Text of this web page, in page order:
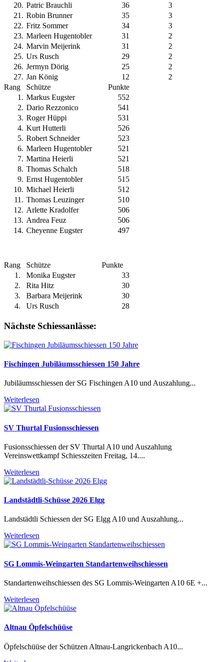
20. Patric Brauchli 36
3
21. Robin Brunner 35
3
22. Fritz Sommer 34
3
23. Marleen Hugentobler 31
2
24. Marvin Meijerink 31
2
25. Urs Rusch 29
2
26. Jermyn Dörig 25
2
27. Jan König 12
2
Rang
Schütze
Punkte
1. Markus Eugster
552
2. Dario Rezzonico
541
3. Roger Hüppi
531
4. Kurt Hutterli
526
5. Robert Schneider
523
6. Marleen Hugentobler
521
7. Martina Heierli
521
8. Thomas Schalch
518
9. Ernst Hugentobler
515
10. Michael Heierli
512
11. Thomas Leuzinger
510
12. Arlette Kradolfer
506
13. Andrea Feuz
506
14. Cheyenne Eugster 497
Rang Schütze
Punkte
1. Monika Eugster
33
2. Rita Hitz
30
3. Barbara Meijerink
30
4. Urs Rusch 28
Nächste Schiessanlässe:
Fischingen Jubiläumsschiessen 150 Jahre
Jubiläumsschiessen der SG Fischingen A10 und Auszahlung...
Weiterlesen
SV Thurtal Fusionsschiessen
Fusionsschiessen der SV Thurtal A10 und Auszahlung
Vereinswettkampf Schiesszeiten Freitag, 14....
Weiterlesen
Landstädtli-Schüsse 2026 Elgg
Landstädtli Schiessen der SG Elgg A10 und Auszahlung...
Weiterlesen
SG Lommis-Weingarten Standartenweihschiessen
Standartenweihschiessen des SG Lommis-Weingarten A10 6E +...
Weiterlesen
Altnau Öpfelschüüse
Öpfelschüüse der Schützen Altnau-Langrickenbach A10...